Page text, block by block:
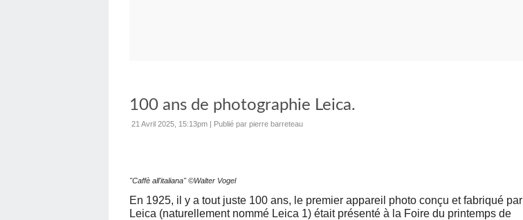
100 ans de photographie Leica.
21 Avril 2025, 15:13pm | Publié par pierre barreteau
"Caffè all'italiana"©Walter Vogel
En 1925, il y a tout juste 100 ans, le premier appareil photo conçu et fabriqué par
Leica (naturellement nommé Leica 1) était présenté à la Foire du printemps de